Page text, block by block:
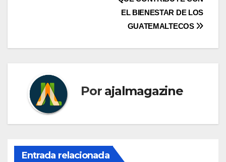
EL BIENESTAR DE LOS
GUATEMALTECOS
Por ajalmagazine
Entrada relacionada